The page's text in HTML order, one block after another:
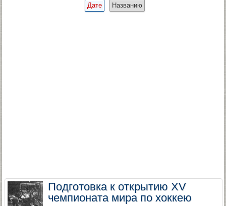
Дате Названию
Подготовка к открытию XV
чемпионата мира по хоккею